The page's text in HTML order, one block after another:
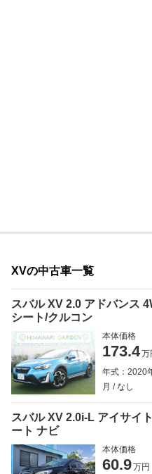
XVの中古車一覧
スバル XV 2.0 アドバンス
シート/クルコン
本体価格
173.4万
年式：2020
月
なし
スバル XV 2.0i-L アイサイ
ート ナビ
本体価格
60.9万円